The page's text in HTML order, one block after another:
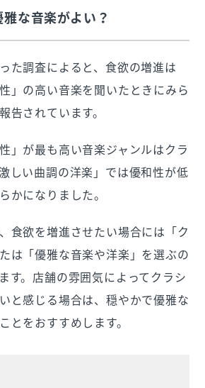
な音楽がよい？
た調査によると、食欲の増進は
」の高い音楽を聞いたときにみら
告されています。
」が最も高い音楽ジャンルはクラ
しい曲調の洋楽」では優和性が低
かになりました。
食欲を増進させたい場合には「ク
は「優雅な音楽や洋楽」を選ぶの
す。店舗の雰囲気によってクラシ
と感じる場合は、穏やかで優雅な
とをおすすめします。